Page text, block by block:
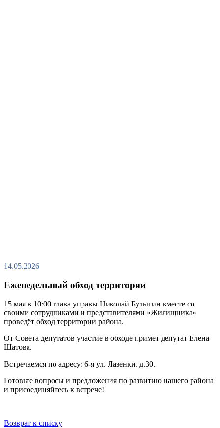
14.05.2026
Еженедельный обход территории
15 мая в 10:00 глава управы Николай Булыгин вместе со
своими сотрудниками и представителями «Жилищника»
проведёт обход территории района.
От Совета депутатов участие в обходе примет депутат Елена
Шатова.
Встречаемся по адресу: 6-я ул. Лазенки, д.30.
Готовьте вопросы и предложения по развитию нашего района
и присоединяйтесь к встрече!
Возврат к списку